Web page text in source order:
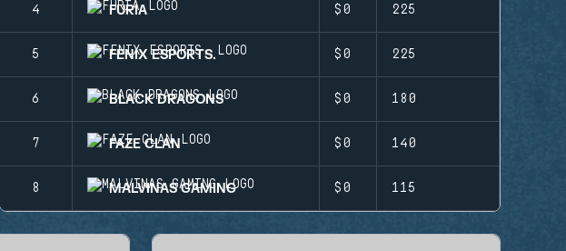
4 FURIA $0 225
5 FENIX ESPORTS. $0 225
6 BLACK DRAGONS $0 180
7 FAZE CLAN $0 140
8 MALVINAS GAMING $0 115